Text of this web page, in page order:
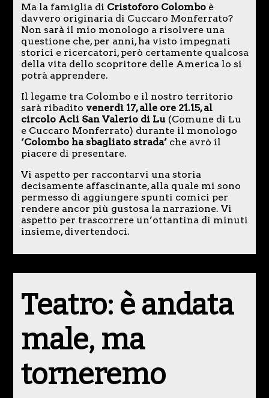
Ma la famiglia di Cristoforo Colomboè
davvero originaria di Cuccaro Monferrato?
Non sarà il mio monologo a risolvere una
questione che, per anni, ha visto impegnati
storici e ricercatori, però certamente qualcosa
della vita dello scopritore delle America lo si
potrà apprendere.
Il legame tra Colombo e il nostro territorio
sarà ribadito venerdì 17, alle ore 21.15, al
circolo Acli San Valerio di Lu (Comune di Lu
e Cuccaro Monferrato) durante il monologo
‘Colombo ha sbagliato strada’che avrò il
piacere di presentare.
Vi aspetto per raccontarvi una storia
decisamente affascinante, alla quale mi sono
permesso di aggiungere spunti comici per
rendere ancor più gustosa la narrazione. Vi
aspetto per trascorrere un’ottantina di minuti
insieme, divertendoci.
Teatro: è andata
male, ma
torneremo